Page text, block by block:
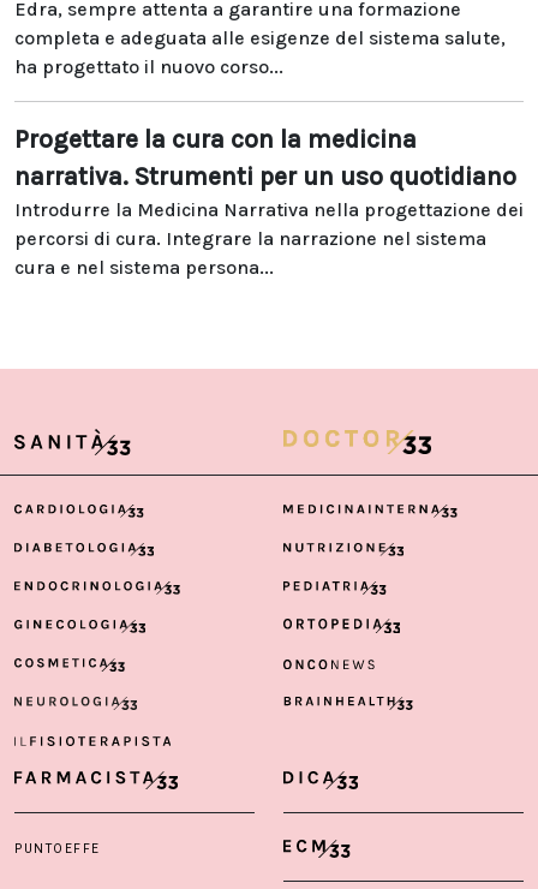
Edra, sempre attenta a garantire una formazione
completa e adeguata alle esigenze del sistema salute,
ha progettato il nuovo corso...
Progettare la cura con la medicina
narrativa. Strumenti per un uso quotidiano
Introdurre la Medicina Narrativa nella progettazione dei
percorsi di cura. Integrare la narrazione nel sistema
cura e nel sistema persona...